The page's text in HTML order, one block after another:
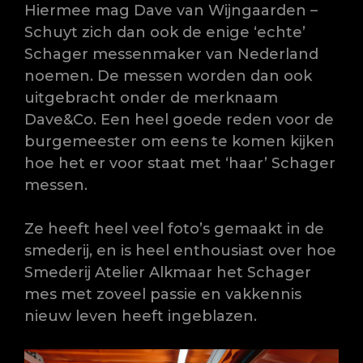
Hiermee mag Dave van Wijngaarden –
Schuyt zich dan ook de enige ‘echte’
Schager messenmaker van Nederland
noemen. De messen worden dan ook
uitgebracht onder de merknaam
Dave&Co. Een heel goede reden voor de
burgemeester om eens te komen kijken
hoe het er voor staat met ‘haar’ Schager
messen.
Ze heeft heel veel foto’s gemaakt in de
smederij, en is heel enthousiast over hoe
Smederij Atelier Alkmaar het Schager
mes met zoveel passie en vakkennis
nieuw leven heeft ingeblazen.